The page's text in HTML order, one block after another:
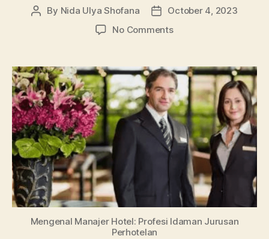
Post
By Nida Ulya Shofana
PostOctober 4, 2023
No Commentson
dan
Job
Description,
Profesi
Idaman
Jurusan
Perhotelan
Mengenal Manajer Hotel: Profesi Idaman Jurusan
Perhotelan